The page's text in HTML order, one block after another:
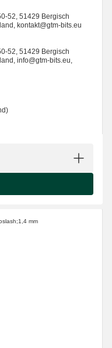
52, 51429 Bergisch
kontakt@gtm-bits.eu
52, 51429 Bergisch
info@gtm-bits.eu,
WARENKORB